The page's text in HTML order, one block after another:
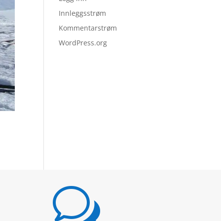
Innleggsstrøm
Kommentarstrøm
WordPress.org
w